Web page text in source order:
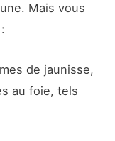
Mais vous
de jaunisse,
au foie, tels